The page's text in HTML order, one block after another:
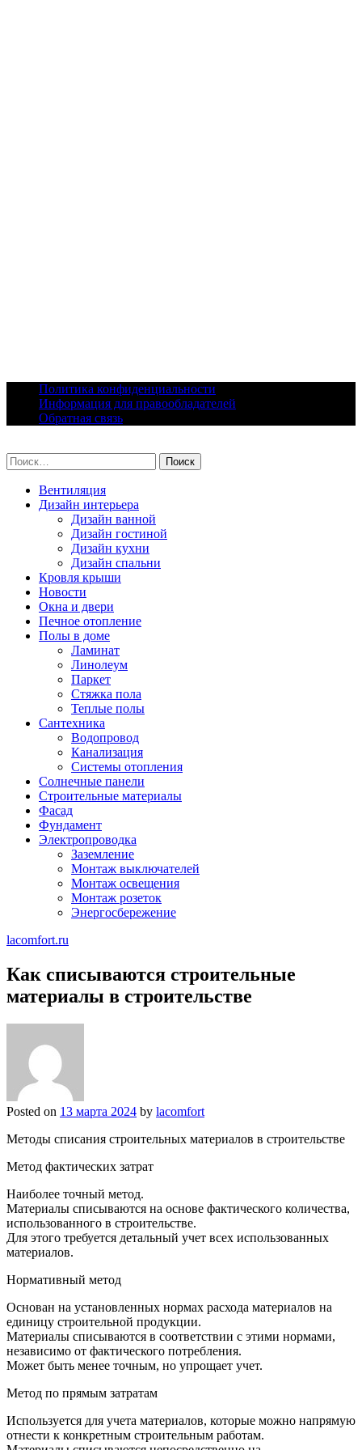
content
Политика конфиденциальности
Информация для правообладателей
Обратная связь
Найти:
Вентиляция
Дизайн интерьера
Дизайн ванной
Дизайн гостиной
Дизайн кухни
Дизайн спальни
Кровля крыши
Новости
Окна и двери
Печное отопление
Полы в доме
Ламинат
Линолеум
Паркет
Стяжка пола
Теплые полы
Сантехника
Водопровод
Канализация
Системы отопления
Солнечные панели
Строительные материалы
Фасад
Фундамент
Электропроводка
Заземление
Монтаж выключателей
Монтаж освещения
Монтаж розеток
Энергосбережение
lacomfort.ru
Как списываются строительные
материалы в строительстве
Posted on 13 марта 2024 by lacomfort
Методы списания строительных материалов в строительстве
Метод фактических затрат
Наиболее точный метод.
Материалы списываются на основе фактического количества,
использованного в строительстве.
Для этого требуется детальный учет всех использованных
материалов.
Нормативный метод
Основан на установленных нормах расхода материалов на
единицу строительной продукции.
Материалы списываются в соответствии с этими нормами,
независимо от фактического потребления.
Может быть менее точным, но упрощает учет.
Метод по прямым затратам
Используется для учета материалов, которые можно напрямую
отнести к конкретным строительным работам.